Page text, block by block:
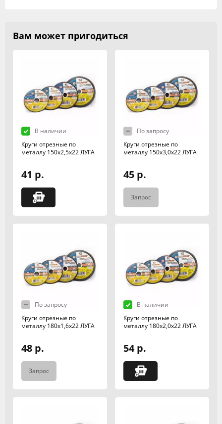
Вам может пригодиться
В наличии
Круги отрезные по
металлу 150х2,5х22 ЛУГА
41 р.
По запросу
Круги отрезные по
металлу 150х3,0х22 ЛУГА
45 р.
Запрос
По запросу
Круги отрезные по
металлу 180х1,6х22 ЛУГА
48 р.
Запрос
В наличии
Круги отрезные по
металлу 180х2,0х22 ЛУГА
54 р.